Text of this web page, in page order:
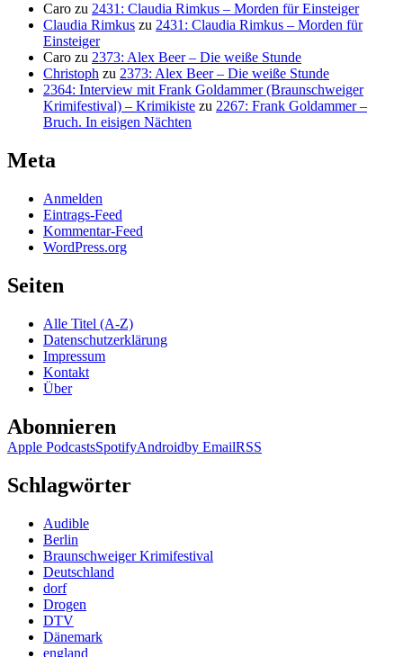
Caro zu 2431: Claudia Rimkus – Morden für Einsteiger
Claudia Rimkus zu 2431: Claudia Rimkus – Morden für
Einsteiger
Caro zu 2373: Alex Beer – Die weiße Stunde
Christoph zu 2373: Alex Beer – Die weiße Stunde
2364: Interview mit Frank Goldammer (Braunschweiger
Krimifestival) – Krimikiste zu 2267: Frank Goldammer –
Bruch. In eisigen Nächten
Meta
Anmelden
Eintrags-Feed
Kommentar-Feed
WordPress.org
Seiten
Alle Titel (A-Z)
Datenschutzerklärung
Impressum
Kontakt
Über
Abonnieren
Apple PodcastsSpotifyAndroidby EmailRSS
Schlagwörter
Audible
Berlin
Braunschweiger Krimifestival
Deutschland
dorf
Drogen
DTV
Dänemark
england